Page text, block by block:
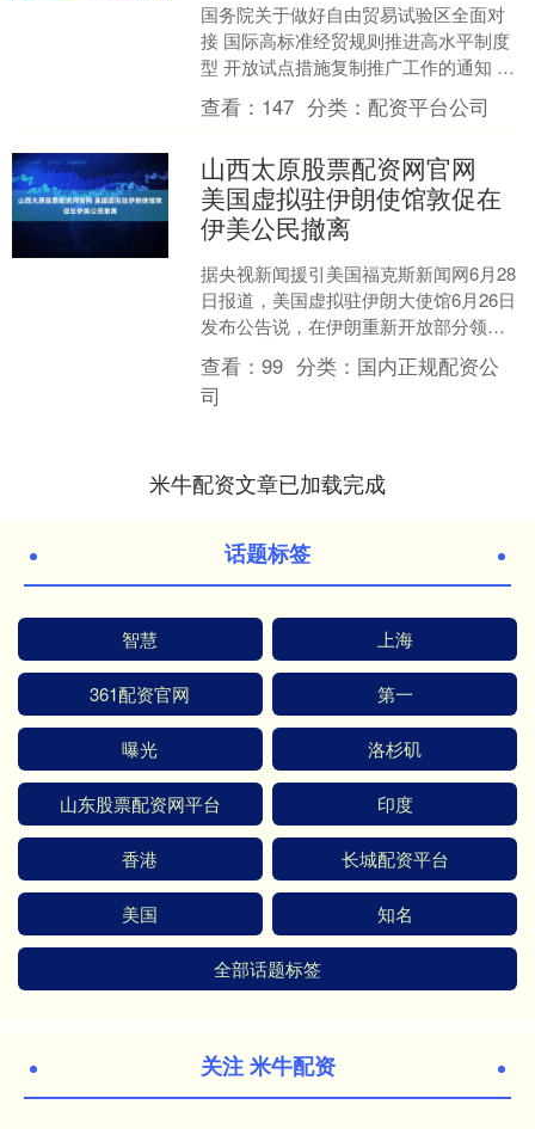
国务院关于做好自由贸易试验区全面对
接 国际高标准经贸规则推进高水平制度
型 开放试点措施复制推广工作的通知 国
函〔2025〕68号 各省、自治区、直辖市
人民政府，....
查看： 147 分类：配资平台公司
山西太原股票配资网官网
美国虚拟驻伊朗使馆敦促在
伊美公民撤离
据央视新闻援引美国福克斯新闻网6月28
日报道，美国虚拟驻伊朗大使馆6月26日
发布公告说，在伊朗重新开放部分领空
之际，敦促在伊朗的美国公民立即撤
离。如果不能离开，....
查看：99 分类： 国内正规配资公
司
米牛配资文章已加载完成
话题标签
智慧 上海
361配资官网 第一
曝光 洛杉矶
山东股票配资网平台 印度
香港 长城配资平台
美国 知名
全部话题标签
关注 米牛配资